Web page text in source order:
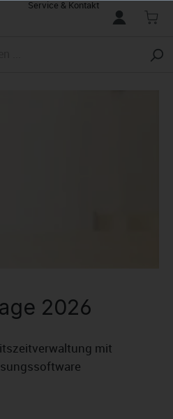
Service & Kontakt
2026
mit